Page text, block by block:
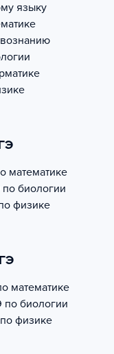
языку
математике
биологии
физике
математике
биологии
физике